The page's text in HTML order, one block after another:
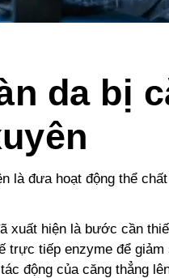
da bị
là đưa hoạt động thể
xuất hiện là bước cần
trực tiếp enzyme để giảm
động của căng thẳng